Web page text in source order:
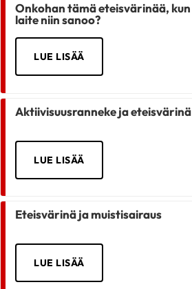
Onkohan tämä eteisvärinää, kun
laite niin sanoo?
LUE LISÄÄ
Aktiivisuusranneke ja eteisvärinä
LUE LISÄÄ
Eteisvärinä ja muistisairaus
LUE LISÄÄ